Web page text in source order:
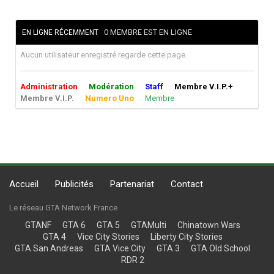
EN LIGNE RÉCEMMENT 0 MEMBRE EST EN LIGNE
Aucun utilisateur enregistré regarde cette page.
Administration Modération Staff
Membre V.I.P.+
Membre V.I.P.
Numero Uno Membre
Accueil Publicités Partenariat Contact
Le réseau GTA Network France
GTANF GTA 6 GTA 5 GTAMulti
Chinatown Wars
GTA 4
Vice City Stories
Liberty City Stories
GTA San Andreas
GTA Vice City GTA 3
GTA Old School
RDR 2